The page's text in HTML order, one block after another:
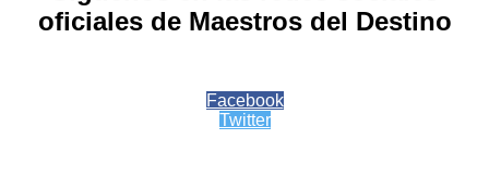
oficiales de Maestros del Destino
Facebook
Twitter